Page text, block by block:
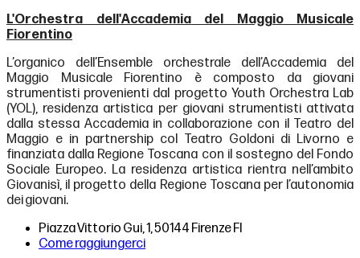
L'Orchestra dell'Accademia del Maggio Musicale
Fiorentino
L’organico dell’Ensemble orchestrale dell’Accademia del
Maggio Musicale Fiorentino è composto da giovani
strumentisti provenienti dal progetto Youth Orchestra Lab
(YOL), residenza artistica per giovani strumentisti attivata
dalla stessa Accademia in collaborazione con il Teatro del
Maggio e in partnership col Teatro Goldoni di Livorno e
finanziata dalla Regione Toscana con il sostegno del Fondo
Sociale Europeo. La residenza artistica rientra nell’ambito
Giovanisì, il progetto della Regione Toscana per l’autonomia
dei giovani.
Piazza Vittorio Gui, 1, 50144 Firenze FI
Come raggiungerci